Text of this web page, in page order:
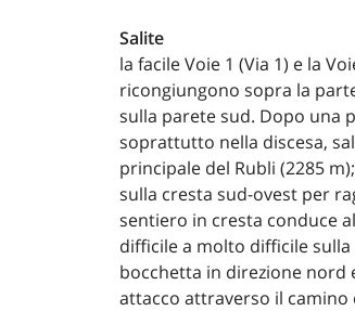
Salite
la facile Voie 1 (Via 1) e la
ricongiungono sopra la
sulla parete sud. Dopo una
soprattutto nella discesa,
principale del Rubli (2285
sulla cresta sud-ovest per
sentiero in cresta conduce
difficile a molto difficile
bocchetta in direzione nord
attacco attraverso il camino